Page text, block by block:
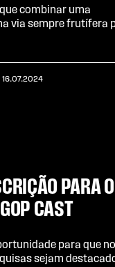
combinar uma
via sempre frutífera
| 16.07.2024
PARA O
CAST
para que
sejam